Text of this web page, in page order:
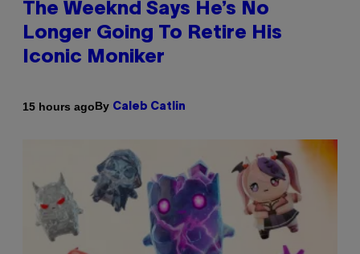
The Weeknd Says He’s No
Longer Going To Retire His
Iconic Moniker
15 hours agoBy Caleb Catlin